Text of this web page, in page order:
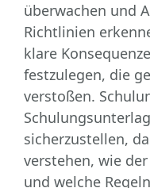
überwachen und
Richtlinien
klare
festzulegen, die
verstoßen.
sicherzustellen,
verstehen, wie
und welche